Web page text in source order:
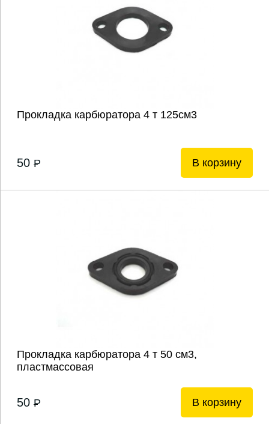
Прокладка карбюратора 4 т 125см3
50 P В корзину
Прокладка карбюратора 4 т 50 см3,
пластмассовая
50 P В корзину